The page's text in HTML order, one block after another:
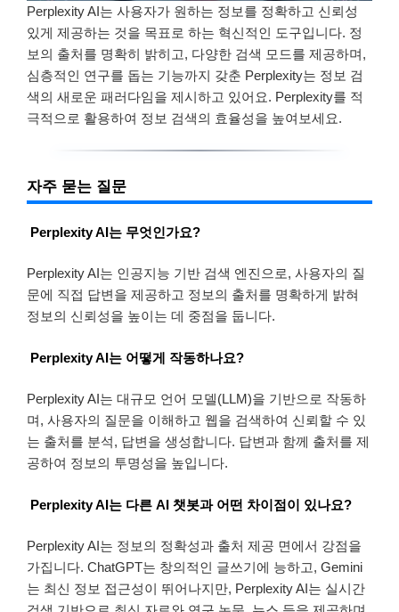
Perplexity AI는 사용자가 원하는 정보를 정확하고 신뢰성
있게 제공하는 것을 목표로 하는 혁신적인 도구입니다. 정
보의 출처를 명확히 밝히고, 다양한 검색 모드를 제공하며,
심층적인 연구를 돕는 기능까지 갖춘 Perplexity는 정보 검
색의 새로운 패러다임을 제시하고 있어요. Perplexity를 적
극적으로 활용하여 정보 검색의 효율성을 높여보세요.
자주 묻는 질문
Perplexity AI는 무엇인가요?
Perplexity AI는 인공지능 기반 검색 엔진으로, 사용자의 질
문에 직접 답변을 제공하고 정보의 출처를 명확하게 밝혀
정보의 신뢰성을 높이는 데 중점을 둡니다.
Perplexity AI는 어떻게 작동하나요?
Perplexity AI는 대규모 언어 모델(LLM)을 기반으로 작동하
며, 사용자의 질문을 이해하고 웹을 검색하여 신뢰할 수 있
는 출처를 분석, 답변을 생성합니다. 답변과 함께 출처를 제
공하여 정보의 투명성을 높입니다.
Perplexity AI는 다른 AI 챗봇과 어떤 차이점이 있나요?
Perplexity AI는 정보의 정확성과 출처 제공 면에서 강점을
가집니다. ChatGPT는 창의적인 글쓰기에 능하고, Gemini
는 최신 정보 접근성이 뛰어나지만, Perplexity AI는 실시간